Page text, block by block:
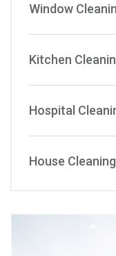
Window
Kitchen
Hospital
House Cleaning